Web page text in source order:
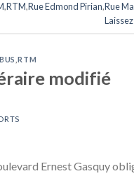
,RTM,Rue Edmond Pirian,Rue
BUS ,RTM
modifié
Ernest Gasquy